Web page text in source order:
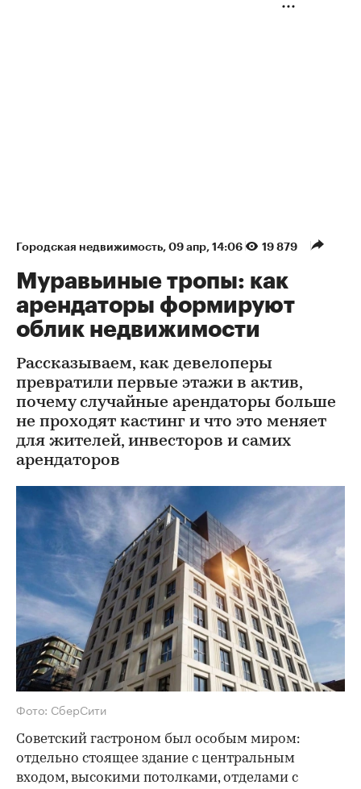
Городская недвижимость⁠, 09 апр, 14:06 19 879
Муравьиные тропы: как
арендаторы формируют
облик недвижимости
Рассказываем, как девелоперы
превратили первые этажи в актив,
почему случайные арендаторы больше
не проходят кастинг и что это меняет
для жителей, инвесторов и самих
арендаторов
Фото: СберСити
Советский гастроном был особым миром:
отдельно стоящее здание с центральным
входом, высокими потолками, отделами с